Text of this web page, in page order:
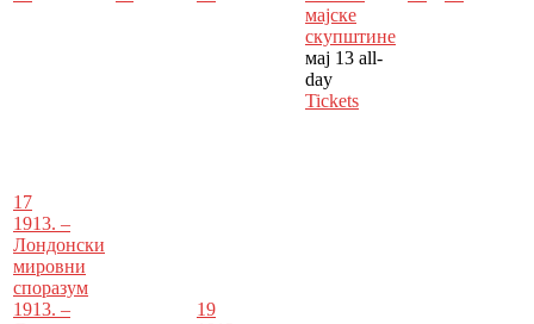
мајске
скупштине
мај 13 all-
day
Tickets
17
1913. –
Лондонски
мировни
споразум
1913. –
19